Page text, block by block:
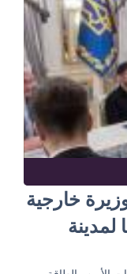
خارجية
لمدينة